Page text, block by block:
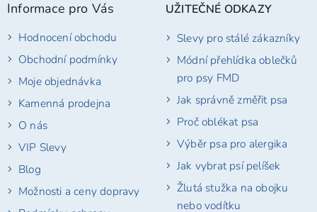
Informace pro Vás
Hodnocení obchodu
Obchodní podmínky
Moje objednávka
Kamenná prodejna
O nás
VIP Slevy
Blog
Možnosti a ceny dopravy
UŽITEČNÉ ODKAZY
Slevy pro stálé zákazníky
Módní přehlídka oblečků
pro psy FMD
Jak správně změřit psa
Proč oblékat psa
Výběr psa pro alergika
Jak vybrat psí pelíšek
Žlutá stužka na obojku
nebo vodítku